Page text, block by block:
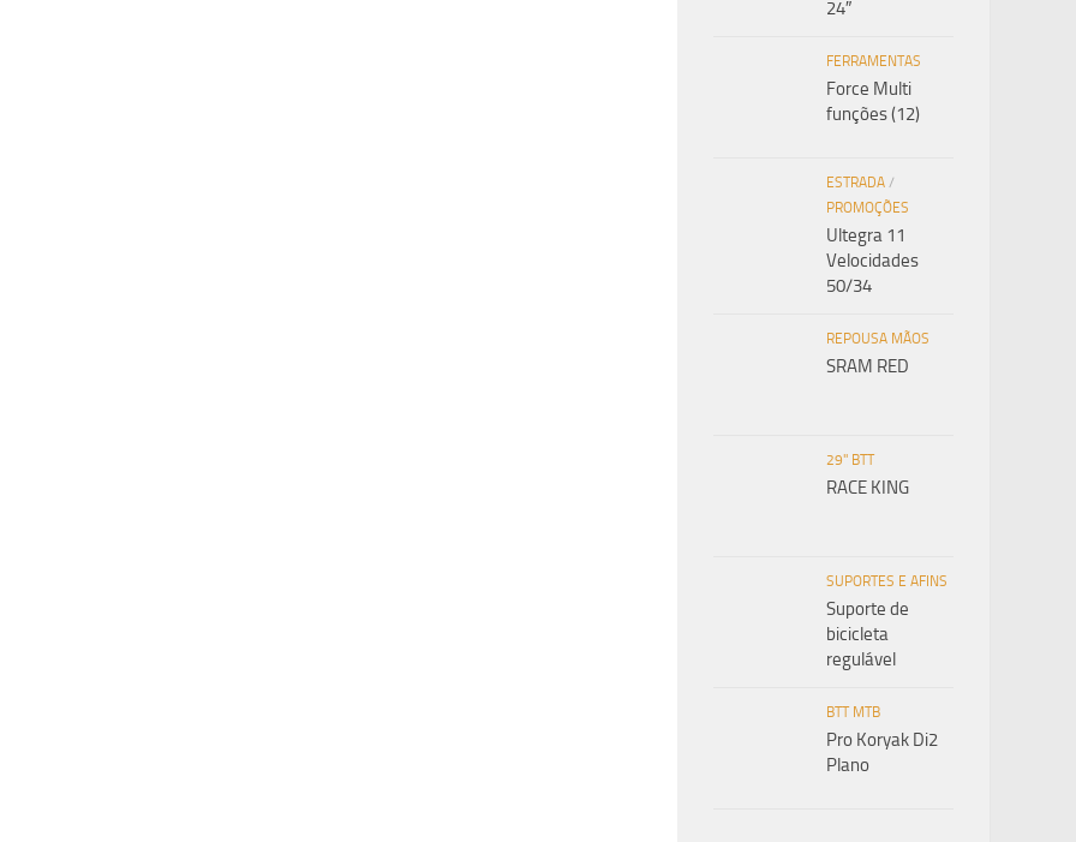
24″
FERRAMENTAS
Force Multi
funções (12)
ESTRADA /
PROMOÇÕES
Ultegra 11
Velocidades
50/34
REPOUSA MÃOS
SRAM RED
29" BTT
RACE KING
SUPORTES E AFINS
Suporte de
bicicleta
regulável
BTT MTB
Pro Koryak Di2
Plano